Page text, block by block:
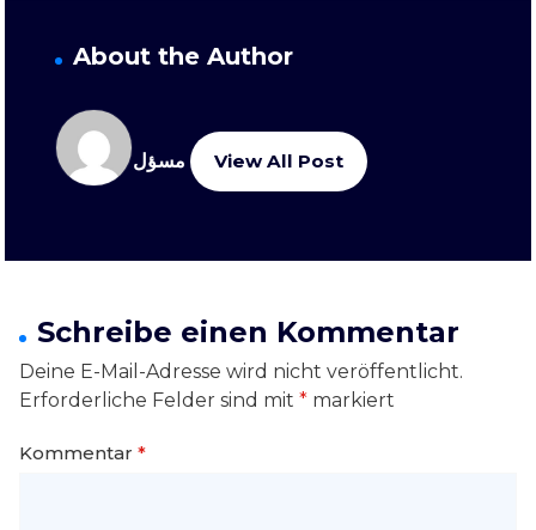
About the Author
مسؤل View All Post
Schreibe einen Kommentar
Deine E-Mail-Adresse wird nicht veröffentlicht.
Erforderliche Felder sind mit * markiert
Kommentar *